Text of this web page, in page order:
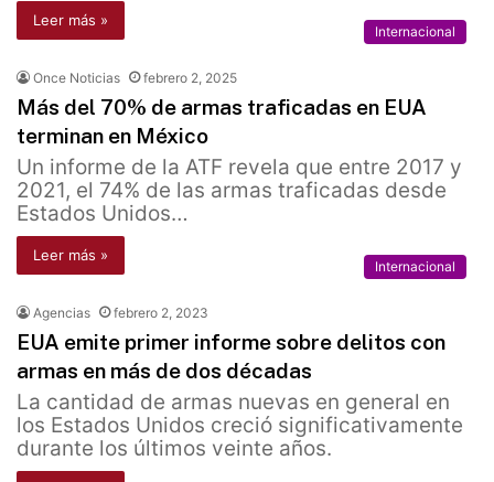
Leer más »
Internacional
Once Noticias febrero 2, 2025
Más del 70% de armas traficadas en EUA
terminan en México
Un informe de la ATF revela que entre 2017 y
2021, el 74% de las armas traficadas desde
Estados Unidos…
Leer más »
Internacional
Agencias febrero 2, 2023
EUA emite primer informe sobre delitos con
armas en más de dos décadas
La cantidad de armas nuevas en general en
los Estados Unidos creció significativamente
durante los últimos veinte años.